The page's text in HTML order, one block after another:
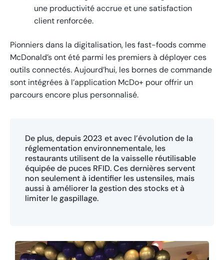
une productivité accrue et une satisfaction
client renforcée.
Pionniers dans la digitalisation, les fast-foods comme
McDonald’s ont été parmi les premiers à déployer ces
outils connectés. Aujourd’hui, les bornes de commande
sont intégrées à l’application McDo+ pour offrir un
parcours encore plus personnalisé.
De plus, depuis 2023 et avec l’évolution de la
réglementation environnementale, les
restaurants utilisent de la vaisselle réutilisable
équipée de puces RFID. Ces dernières servent
non seulement à identifier les ustensiles, mais
aussi à améliorer la gestion des stocks et à
limiter le gaspillage.